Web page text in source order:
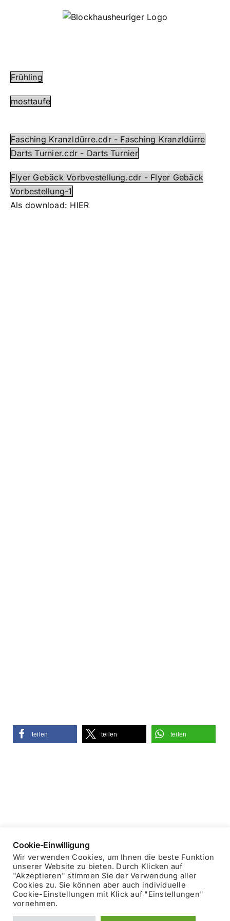
Frühling
mosttaufe
Fasching Kranzldürre.cdr - Fasching Kranzldürre
Darts Turnier.cdr - Darts Turnier
Flyer Gebäck Vorbvestellung.cdr - Flyer Gebäck
Vorbestellung-1
Als download: HIER
teilen teilen teilen
Copyright © 2025 Blockhausheuriger Datenschutzerklärung
Impressum
Cookie-Einwilligung
Wir verwenden Cookies, um Ihnen die beste Funktion
unserer Website zu bieten. Durch Klicken auf
"Akzeptieren" stimmen Sie der Verwendung aller
Cookies zu. Sie können aber auch individuelle
Cookie-Einstellungen mit Klick auf "Einstellungen"
vornehmen.